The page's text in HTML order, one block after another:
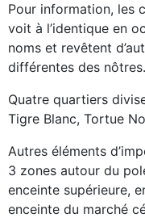
Pour information, les
voit à l’identique en
noms et revêtent
différentes des nôtres.
Quatre quartiers
Tigre Blanc, Tortue
Autres éléments
3 zones autour du
enceinte supérieure,
enceinte du marché